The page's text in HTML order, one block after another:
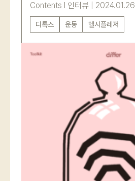
Contents l 인터뷰 2024.01.26
디톡스 운동 헬시플레저
로그인